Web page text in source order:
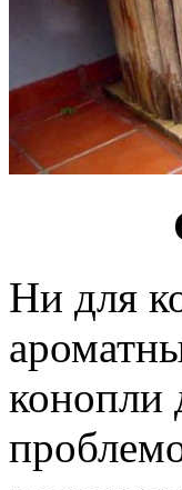
Ни для
конопли